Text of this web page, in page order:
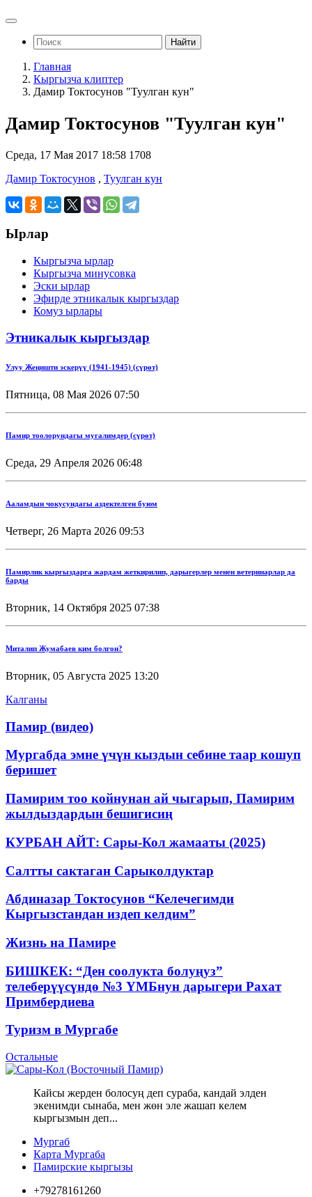
Найти
Главная
Кыргызча клиптер
Дамир Токтосунов "Туулган кун"
Дамир Токтосунов "Туулган кун"
Среда, 17 Мая 2017 18:58 1708
Дамир Токтосунов , Туулган кун
Ырлар
Кыргызча ырлар
Кыргызча минусовка
Эски ырлар
Эфирде этникалык кыргыздар
Комуз ырлары
Этникалык кыргыздар
Улуу Жеңишти эскерүү (1941-1945) (сүрөт)
Пятница, 08 Мая 2026 07:50
Памир тоолорундагы мугалимдер (сүрөт)
Среда, 29 Апреля 2026 06:48
Ааламдын чокусундагы аздектелген буюм
Четверг, 26 Марта 2026 09:53
Памирлик кыргыздарга жардам жеткирилип, дарыгерлер менен ветеринарлар да
барды
Вторник, 14 Октября 2025 07:38
Миталип Жумабаев ким болгон?
Вторник, 05 Августа 2025 13:20
Калганы
Памир (видео)
Мургабда эмне үчүн кыздын себине таар кошуп
беришет
Памирим тоо койнунан ай чыгарып, Памирим
жылдыздардын бешигисиң
КУРБАН АЙТ: Сары-Кол жамааты (2025)
Салтты сактаган Cарыколдуктар
Абдиназар Токтосунов “Келечегимди
Кыргызстандан издеп келдим”
Жизнь на Памире
БИШКЕК: “Ден соолукта болуңуз”
телеберүүсүндө №3 ҮМБнун дарыгери Рахат
Примбердиева
Туризм в Мургабе
Остальные
Кайсы жерден болосуң деп сураба, кандай элден
экенимди сынаба, мен жөн эле жашап келем
кыргызмын деп...
Мургаб
Карта Мургаба
Памирские кыргызы
+79278161260